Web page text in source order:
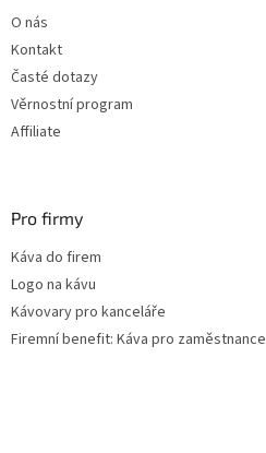
O nás
Kontakt
Časté dotazy
Věrnostní program
Affiliate
Pro firmy
Káva do firem
Logo na kávu
Kávovary pro kanceláře
Firemní benefit: Káva pro zaměstnance